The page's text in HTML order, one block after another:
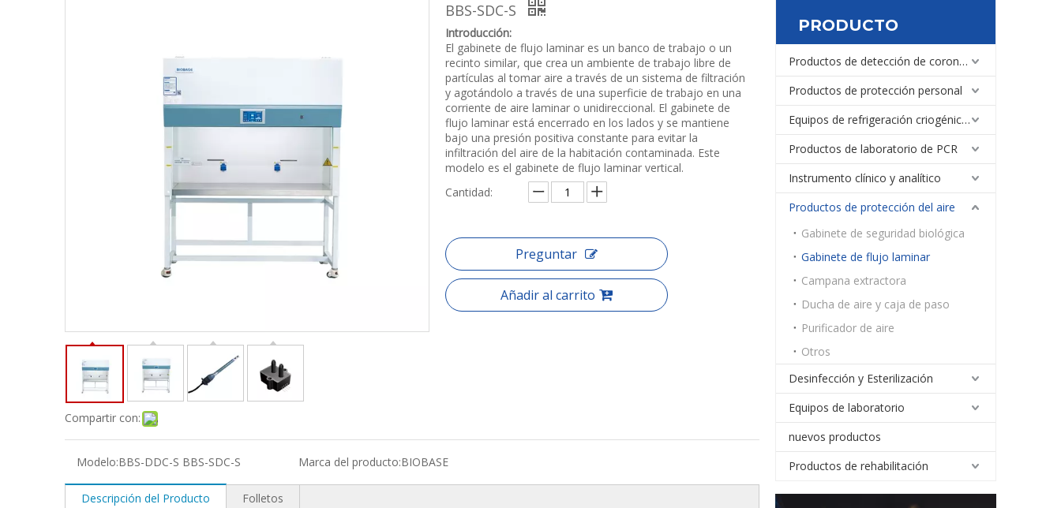
Compartir con:
BBS-SDC-S
Introducción:
El gabinete de flujo laminar es un banco de trabajo o un
recinto similar, que crea un ambiente de trabajo libre de
partículas al tomar aire a través de un sistema de filtración
y agotándolo a través de una superficie de trabajo en una
corriente de aire laminar o unidireccional. El gabinete de
flujo laminar está encerrado en los lados y se mantiene
bajo una presión positiva constante para evitar la
infiltración del aire de la habitación contaminada. Este
modelo es el gabinete de flujo laminar vertical.
Cantidad:
Preguntar
Añadir al carrito
Modelo:BBS-DDC-S BBS-SDC-S Marca del producto:BIOBASE
Descripción del Producto Folletos
PRODUCTO
Productos de detección de coronavirus
Productos de protección personal
Equipos de refrigeración criogénica médica y de laboratorio
Productos de laboratorio de PCR
Instrumento clínico y analítico
Productos de protección del aire
Gabinete de seguridad biológica
Gabinete de flujo laminar
Campana extractora
Ducha de aire y caja de paso
Purificador de aire
Otros
Desinfección y Esterilización
Equipos de laboratorio
nuevos productos
Productos de rehabilitación